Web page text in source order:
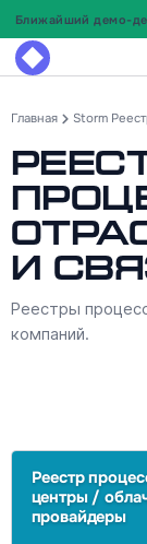
Главная Storm
и
Реестры
компаний.
Реестр
центры /
провайдеры